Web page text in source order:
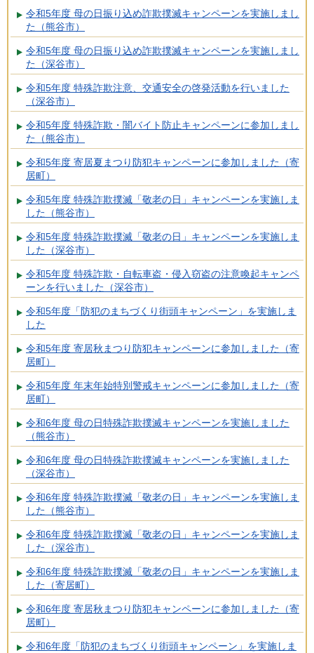
令和5年度 母の日振り込め詐欺撲滅キャンペーンを実施しまし
た（熊谷市）
令和5年度 母の日振り込め詐欺撲滅キャンペーンを実施しまし
た（深谷市）
令和5年度 特殊詐欺注意、交通安全の啓発活動を行いました
（深谷市）
令和5年度 特殊詐欺・闇バイト防止キャンペーンに参加しまし
た（熊谷市）
令和5年度 寄居夏まつり防犯キャンペーンに参加しました（寄
居町）
令和5年度 特殊詐欺撲滅「敬老の日」キャンペーンを実施しま
した（熊谷市）
令和5年度 特殊詐欺撲滅「敬老の日」キャンペーンを実施しま
した（深谷市）
令和5年度 特殊詐欺・自転車盗・侵入窃盗の注意喚起キャンペ
ーンを行いました（深谷市）
令和5年度「防犯のまちづくり街頭キャンペーン」を実施しま
した
令和5年度 寄居秋まつり防犯キャンペーンに参加しました（寄
居町）
令和5年度 年末年始特別警戒キャンペーンに参加しました（寄
居町）
令和6年度 母の日特殊詐欺撲滅キャンペーンを実施しました
（熊谷市）
令和6年度 母の日特殊詐欺撲滅キャンペーンを実施しました
（深谷市）
令和6年度 特殊詐欺撲滅「敬老の日」キャンペーンを実施しま
した（熊谷市）
令和6年度 特殊詐欺撲滅「敬老の日」キャンペーンを実施しま
した（深谷市）
令和6年度 特殊詐欺撲滅「敬老の日」キャンペーンを実施しま
した（寄居町）
令和6年度 寄居秋まつり防犯キャンペーンに参加しました（寄
居町）
令和6年度「防犯のまちづくり街頭キャンペーン」を実施しま